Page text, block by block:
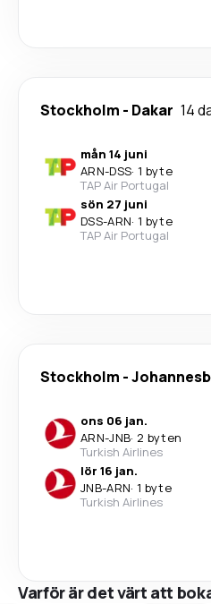
Stockholm - Dakar 14
mån 14 juni
ARN-DSS· 1 byte
TAP Air Portugal
sön 27 juni
DSS-ARN· 1 byte
TAP Air Portugal
Stockholm -
ons 06 jan.
ARN-JNB· 2 byten
Turkish Airlines
lör 16 jan.
JNB-ARN· 1 byte
Turkish Airlines
Varför är det värt att